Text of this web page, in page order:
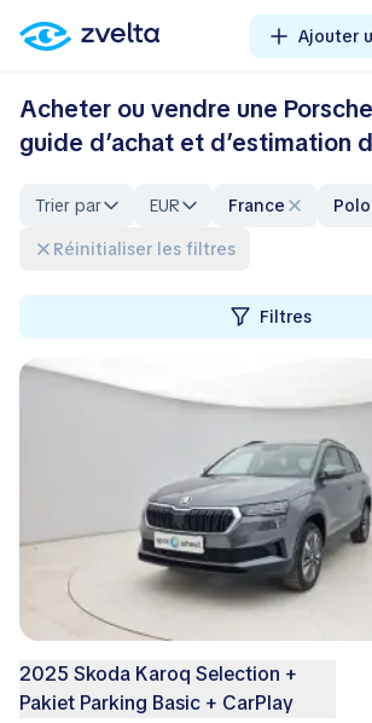
Ajouter
Acheter ou vendre une Porsche
guide d’achat et d’estimation
Trier par EUR France
Réinitialiser les filtres
Filtres
2025 Skoda Karoq Selection +
Pakiet Parking Basic + CarPlay